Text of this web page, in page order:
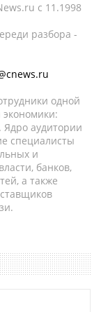
c 11.1998
разбора -
одной
аудитории
специалисты
и
банков,
а также